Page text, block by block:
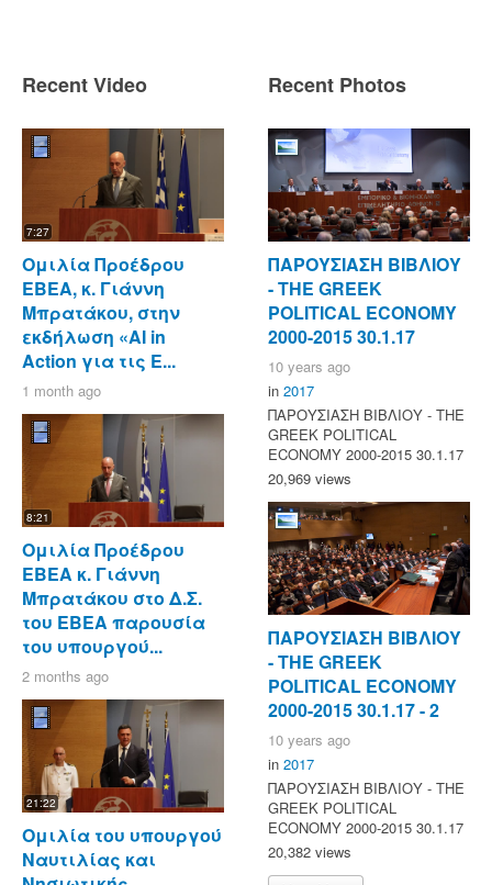
Recent Video
7:27
Ομιλία Προέδρου
ΕΒΕΑ, κ. Γιάννη
Μπρατάκου, στην
εκδήλωση «AI in
Action για τις Ε...
1 month ago
8:21
Ομιλία Προέδρου
ΕΒΕΑ κ. Γιάννη
Μπρατάκου στο Δ.Σ.
του ΕΒΕΑ παρουσία
του υπουργού...
2 months ago
21:22
Ομιλία του υπουργού
Ναυτιλίας και
Recent Photos
ΠΑΡΟΥΣΙΑΣΗ ΒΙΒΛΙΟΥ
- ΤΗΕ GREEK
POLITICAL ECONOMY
2000-2015 30.1.17
10 years ago
in 2017
ΠΑΡΟΥΣΙΑΣΗ ΒΙΒΛΙΟΥ - ΤΗΕ
GREEK POLITICAL
ECONOMY 2000-2015 30.1.17
20,969 views
ΠΑΡΟΥΣΙΑΣΗ ΒΙΒΛΙΟΥ
- ΤΗΕ GREEK
POLITICAL ECONOMY
2000-2015 30.1.17 - 2
10 years ago
in 2017
ΠΑΡΟΥΣΙΑΣΗ ΒΙΒΛΙΟΥ - ΤΗΕ
GREEK POLITICAL
ECONOMY 2000-2015 30.1.17
20,382 views